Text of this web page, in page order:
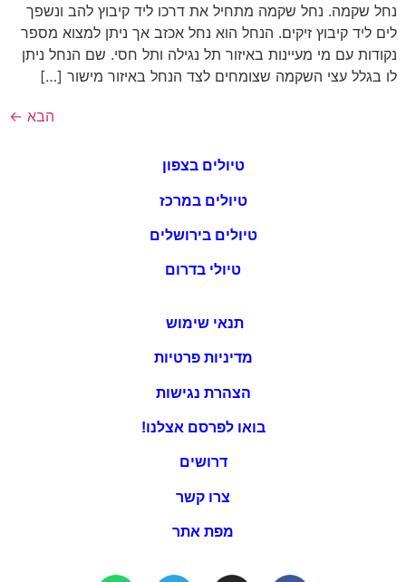
נחל שקמה. נחל שקמה מתחיל את דרכו ליד קיבוץ להב ונשפך
לים ליד קיבוץ זיקים. הנחל הוא נחל אכזב אך ניתן למצוא מספר
נקודות עם מי מעיינות באיזור תל נגילה ותל חסי. שם הנחל ניתן
לו בגלל עצי השקמה שצומחים לצד הנחל באיזור מישור […]
הבא ←
טיולים בצפון
טיולים במרכז
טיולים בירושלים
טיולי בדרום
תנאי שימוש
מדיניות פרטיות
הצהרת נגישות
בואו לפרסם אצלנו!
דרושים
צרו קשר
מפת אתר